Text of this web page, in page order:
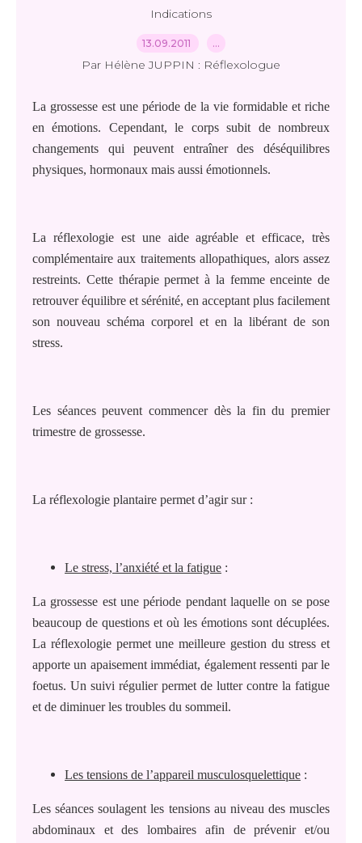
Indications
13.09.2011 …
Par Hélène JUPPIN : Réflexologue
La grossesse est une période de la vie formidable et riche
en émotions. Cependant, le corps subit de nombreux
changements qui peuvent entraîner des déséquilibres
physiques, hormonaux mais aussi émotionnels.
La réflexologie est une aide agréable et efficace, très
complémentaire aux traitements allopathiques, alors assez
restreints. Cette thérapie permet à la femme enceinte de
retrouver équilibre et sérénité, en acceptant plus facilement
son nouveau schéma corporel et en la libérant de son
stress.
Les séances peuvent commencer dès la fin du premier
trimestre de grossesse.
La réflexologie plantaire permet d’agir sur :
Le stress, l’anxiété et la fatigue :
La grossesse est une période pendant laquelle on se pose
beaucoup de questions et où les émotions sont décuplées.
La réflexologie permet une meilleure gestion du stress et
apporte un apaisement immédiat, également ressenti par le
foetus. Un suivi régulier permet de lutter contre la fatigue
et de diminuer les troubles du sommeil.
Les tensions de l’appareil musculosquelettique :
Les séances soulagent les tensions au niveau des muscles
abdominaux et des lombaires afin de prévenir et/ou